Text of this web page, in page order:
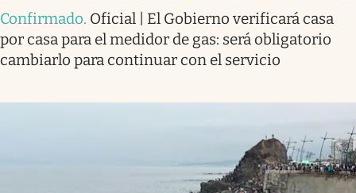
Confirmado. Oficial | El Gobierno verificará casa
por casa para el medidor de gas: será obligatorio
cambiarlo para continuar con el servicio